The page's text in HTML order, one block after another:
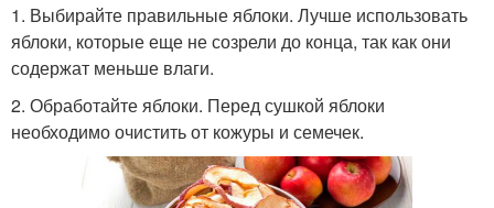
1. Выбирайте правильные яблоки. Лучше использовать
яблоки, которые еще не созрели до конца, так как они
содержат меньше влаги.
2. Обработайте яблоки. Перед сушкой яблоки
необходимо очистить от кожуры и семечек.